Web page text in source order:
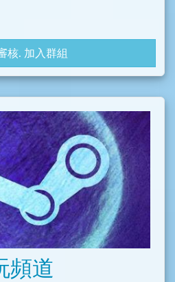
加入群組
頻道